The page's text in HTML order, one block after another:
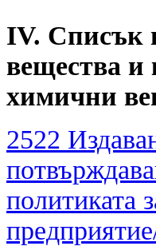
IV. Списък
вещества и
химични
2522
политиката